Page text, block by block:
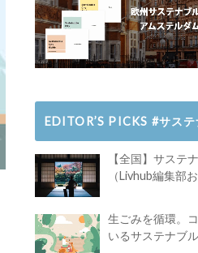
EDITOR’S PICKS #サス
【全国】サステ
（Livhub編集部
生ごみを循環。
いるサステナブ